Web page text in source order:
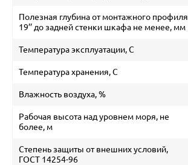
Полезная глубина от монтажного профиля
19’’ до задней стенки шкафа не менее, мм
Температура эксплуатации, C
Температура хранения, C
Влажность воздуха, %
Рабочая высота над уровнем моря, не
более, м
Степень защиты от внешних условий,
ГОСТ 14254-96